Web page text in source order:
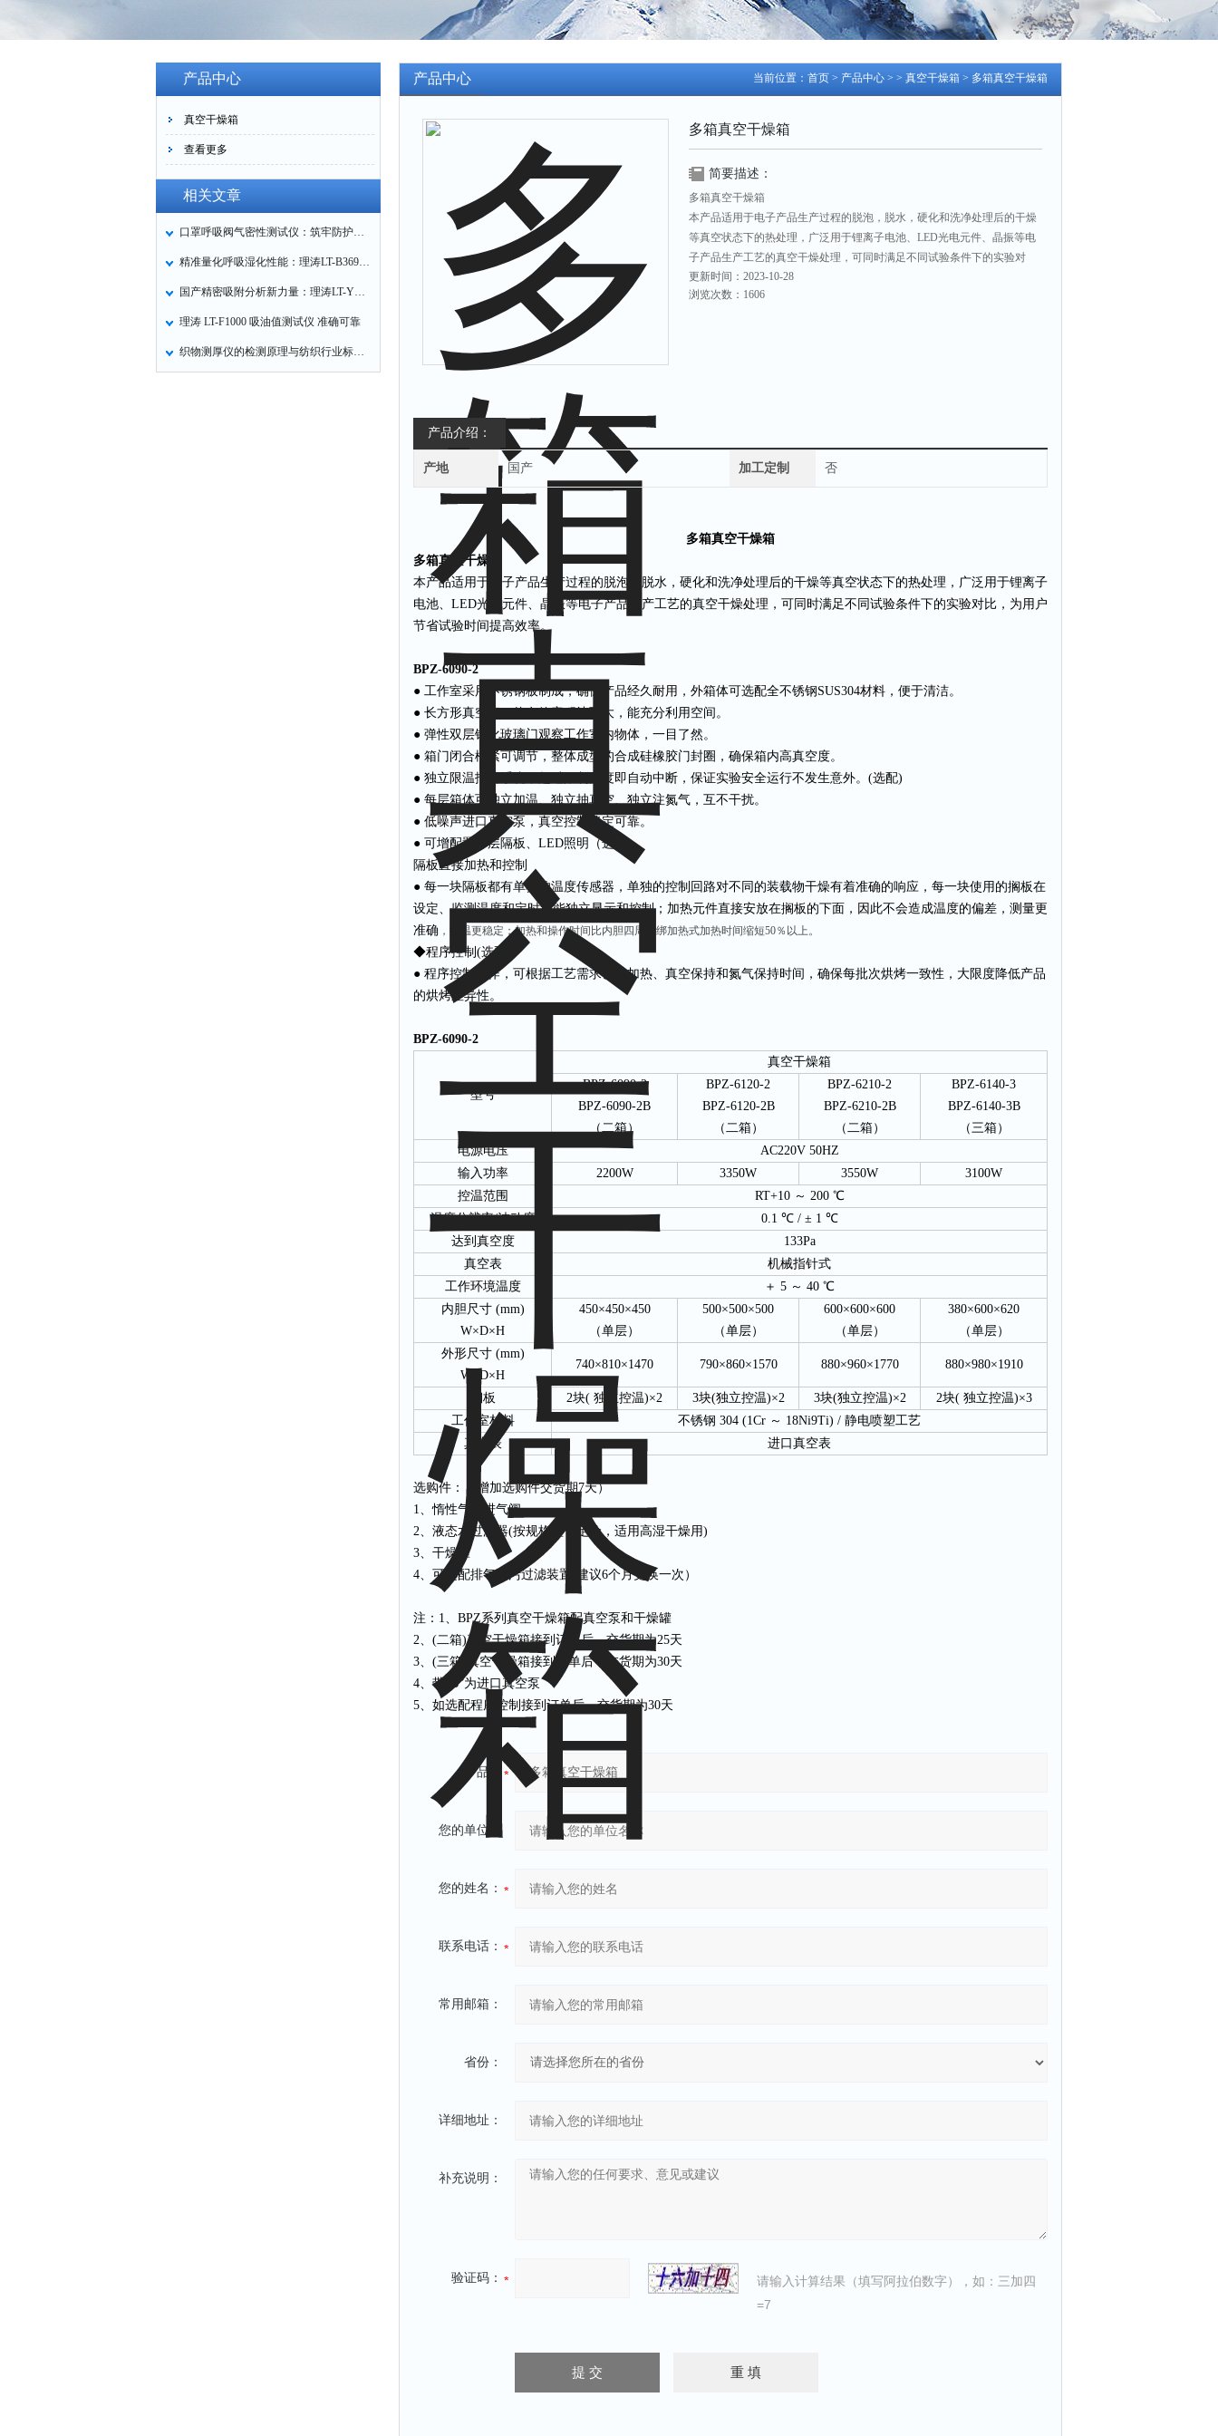
产品中心
真空干燥箱
查看更多
相关文章
口罩呼吸阀气密性测试仪：筑牢防护口罩的质量关卡
精准量化呼吸湿化性能：理涛LT-B369湿化器数据采集装置技术解析
国产精密吸附分析新力量：理涛LT-Y019A全自动高压吸附仪的性能与应用解析
理涛 LT-F1000 吸油值测试仪 准确可靠
织物测厚仪的检测原理与纺织行业标准化应用
当前位置： 首页 > 产品中心 > > 真空干燥箱 > 多箱真空干燥箱
产品中心
多箱真空干燥箱
简要描述：
多箱真空干燥箱
本产品适用于电子产品生产过程的脱泡，脱水，硬化和洗净处理后的干燥
等真空状态下的热处理，广泛用于锂离子电池、LED光电元件、晶振等电
子产品生产工艺的真空干燥处理，可同时满足不同试验条件下的实验对
比，为用户节省试验时间提高效率。
更新时间：2023-10-28
浏览次数：1606
产品介绍：
产地 国产 加工定制 否
多箱真空干燥箱
多箱真空干燥箱
本产品适用于电子产品生产过程的脱泡，脱水，硬化和洗净处理后的干燥等真空状态下的热处理，广泛用于锂离子
电池、LED光电元件、晶振等电子产品生产工艺的真空干燥处理，可同时满足不同试验条件下的实验对比，为用户
节省试验时间提高效率。
BPZ-6090-2
● 工作室采用不锈钢板制成，确保产品经久耐用，外箱体可选配全不锈钢SUS304材料，便于清洁。
● 长方形真空室，使有效容积达到大，能充分利用空间。
● 弹性双层钢化玻璃门观察工作室内物体，一目了然。
● 箱门闭合松紧可调节，整体成型的合成硅橡胶门封圈，确保箱内高真空度。
● 独立限温报警系统，超过限制温度即自动中断，保证实验安全运行不发生意外。(选配)
● 每层箱体可独立加温、独立抽真空、独立注氮气，互不干扰。
● 低噪声进口真空泵，真空控制稳定可靠。
● 可增配置多层隔板、LED照明（选配）
隔板直接加热和控制
● 每一块隔板都有单独的温度传感器，单独的控制回路对不同的装载物干燥有着准确的响应，每一块使用的搁板在
设定、监测温度和定时都能独立显示和控制；加热元件直接安放在搁板的下面，因此不会造成温度的偏差，测量更
准确 ，控温更稳定；加热和操作时间比内胆四周捆绑加热式加热时间缩短50％以上。
◆程序控制(选配)
● 程序控制操作，可根据工艺需求设定加热、真空保持和氮气保持时间，确保每批次烘烤一致性，大限度降低产品
的烘烤差异性。
BPZ-6090-2
型号
真空干燥箱
BPZ-6090-2
BPZ-6090-2B
（二箱）
BPZ-6120-2
BPZ-6120-2B
（二箱）
BPZ-6210-2
BPZ-6210-2B
（二箱）
BPZ-6140-3
BPZ-6140-3B
（三箱）
电源电压
AC220V 50HZ
输入功率
2200W 3350W 3550W
3100W
控温范围
RT+10 ～ 200 ℃
温度分辨率/波动度
0.1 ℃ / ± 1 ℃
达到真空度
133Pa
真空表
机械指针式
工作环境温度
＋ 5 ～ 40 ℃
内胆尺寸 (mm)
W×D×H
450×450×450
（单层）
500×500×500
（单层）
600×600×600
（单层）
380×600×620
（单层）
外形尺寸 (mm)
W×D×H
740×810×1470 790×860×1570 880×960×1770 880×980×1910
搁板 2块( 独立控温)×2 3块(独立控温)×2 3块(独立控温)×2
2块( 独立控温)×3
工作室材料
不锈钢 304 (1Cr ～ 18Ni9Ti) / 静电喷塑工艺
真空表
进口真空表
选购件：（增加选购件交货期7天）
1、惰性气体进气阀
2、液态水过滤器(按规格型号定价，适用高湿干燥用)
3、干燥罐
4、可选配排气油污过滤装置(建议6个月更换一次）
注：1、BPZ系列真空干燥箱配真空泵和干燥罐
2、(二箱)真空干燥箱接到订单后，交货期为25天
3、(三箱)真空干燥箱接到订单后，交货期为30天
4、带“B”为进口真空泵
5、如选配程序控制接到订单后，交货期为30天
产品：
您的单位：
您的姓名：
联系电话：
常用邮箱：
省份：
详细地址：
补充说明：
验证码：
请输入计算结果（填写阿拉伯数字），如：三加四
=7